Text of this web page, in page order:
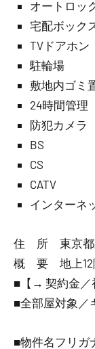
オートロッ
宅配ボック
TVドアホン
駐輪場
敷地内ゴミ
24時間管理
防犯カメラ
BS
CS
CATV
インターネ
住 所 東京都
概 要 地上12
■【→ 契約金／
■全部屋対象／
■物件名フリガ